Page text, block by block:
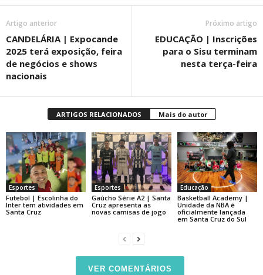
Artigo anterior
CANDELÁRIA | Expocande
2025 terá exposição, feira
de negócios e shows
nacionais
Próximo artigo
EDUCAÇÃO | Inscrições
para o Sisu terminam
nesta terça-feira
ARTIGOS RELACIONADOS Mais do autor
Esportes
Futebol | Escolinha do
Inter tem atividades em
Santa Cruz
Esportes
Gaúcho Série A2 | Santa
Cruz apresenta as
novas camisas de jogo
Educação
Basketball Academy |
Unidade da NBA é
oficialmente lançada
em Santa Cruz do Sul
VER COMENTÁRIOS